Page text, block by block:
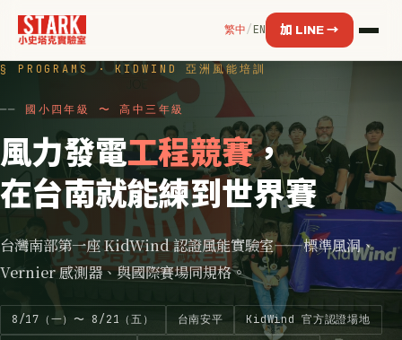
繁中/EN 加 LINE →
§ PROGRAMS · KIDWIND 亞洲風能培訓
國小四年級 〜 高中三年級
風力發電工程競賽，
在台南就能練到世界賽
台灣南部第一座 KidWind 認證風能實驗室——標準風洞、
Vernier 感測器、與國際賽場同規格。
8/17（一）〜 8/21（五） 台南安平 KidWind 官方認證場地